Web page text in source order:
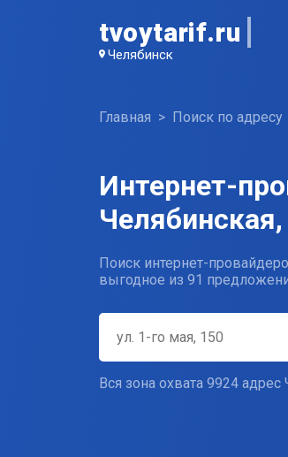
tvoytarif.ru
Челябинск
Главная Поиск по адресу
Интернет-
Поиск интернет-
выгодное из 91
Вся зона охвата 9924 адрес